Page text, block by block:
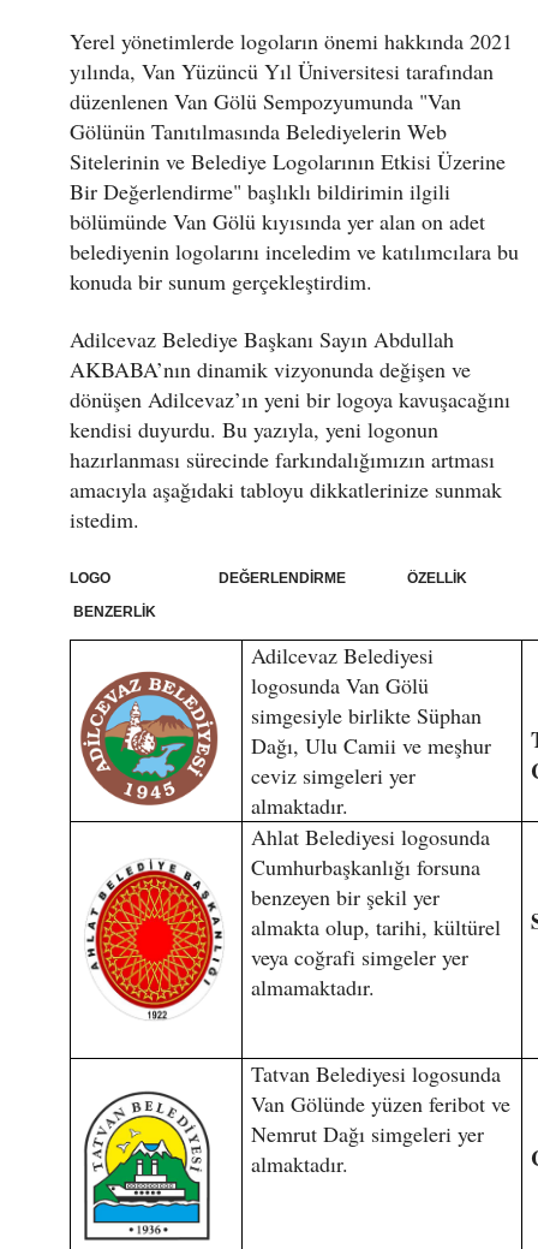
Yerel yönetimlerde logoların önemi hakkında 2021
yılında, Van Yüzüncü Yıl Üniversitesi tarafından
düzenlenen Van Gölü Sempozyumunda "Van
Gölünün Tanıtılmasında Belediyelerin Web
Sitelerinin ve Belediye Logolarının Etkisi Üzerine
Bir Değerlendirme" başlıklı bildirimin ilgili
bölümünde Van Gölü kıyısında yer alan on adet
belediyenin logolarını inceledim ve katılımcılara bu
konuda bir sunum gerçekleştirdim.
Adilcevaz Belediye Başkanı Sayın Abdullah
AKBABA’nın dinamik vizyonunda değişen ve
dönüşen Adilcevaz’ın yeni bir logoya kavuşacağını
kendisi duyurdu. Bu yazıyla, yeni logonun
hazırlanması sürecinde farkındalığımızın artması
amacıyla aşağıdaki tabloyu dikkatlerinize sunmak
istedim.
LOGO DEĞERLENDİRME ÖZELLİK
BENZERLİK
Adilcevaz Belediyesi
logosunda Van Gölü
simgesiyle birlikte Süphan
Dağı, Ulu Camii ve meşhur
ceviz simgeleri yer
almaktadır.
Ahlat Belediyesi logosunda
Cumhurbaşkanlığı forsuna
benzeyen bir şekil yer
almakta olup, tarihi, kültürel
veya coğrafi simgeler yer
almamaktadır.
Tatvan Belediyesi logosunda
Van Gölünde yüzen feribot ve
Nemrut Dağı simgeleri yer
almaktadır.